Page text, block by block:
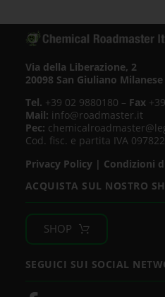
Via della Liberazione, 2
20098 San Giuliano
Tel. +39 02 9880180 – Fax
Mail: info@roadmaster.it
Pec:
Cod. fisc. e partita IVA
Privacy Policy| Condizioni
ACQUISTA SUL NOSTRO
SHOP
SEGUICI SUI SOCIAL